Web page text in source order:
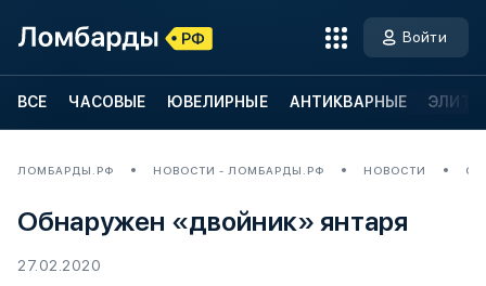
Войти
ВСЕ ЧАСОВЫЕ ЮВЕЛИРНЫЕ АНТИКВАРНЫЕ
ЛОМБАРДЫ.РФ НОВОСТИ - ЛОМБАРДЫ.РФ НОВОСТИ
Обнаружен «двойник» янтаря
27.02.2020